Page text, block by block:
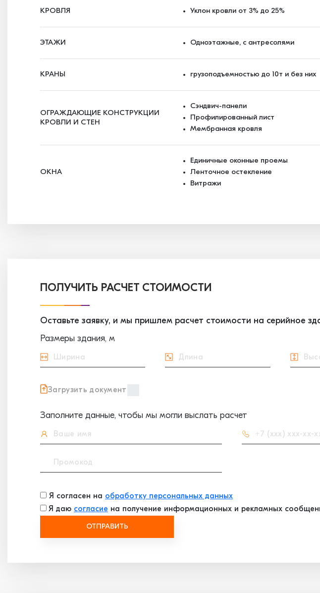
КРОВЛЯ Уклон кровли от 3% до 25%
ЭТАЖИ Одноэтажные, с антресолями
КРАНЫ грузоподъемностью до 10т и без них
ОГРАЖДАЮЩИЕ КОНСТРУКЦИИ
КРОВЛИ И СТЕН
Сэндвич-панели
Профилированный лист
Мембранная кровля
ОКНА
Единичные оконные проемы
Ленточное остекление
Витражи
ПОЛУЧИТЬ РАСЧЕТ СТОИМОСТИ
Оставьте заявку, и мы пришлем расчет стоимости на серийное
Размеры здания, м
Загрузить документ
Заполните данные, чтобы мы могли выслать расчет
Я согласен на обработку персональных данных
Я даю согласие на получение информационных и рекламных
ОТПРАВИТЬ